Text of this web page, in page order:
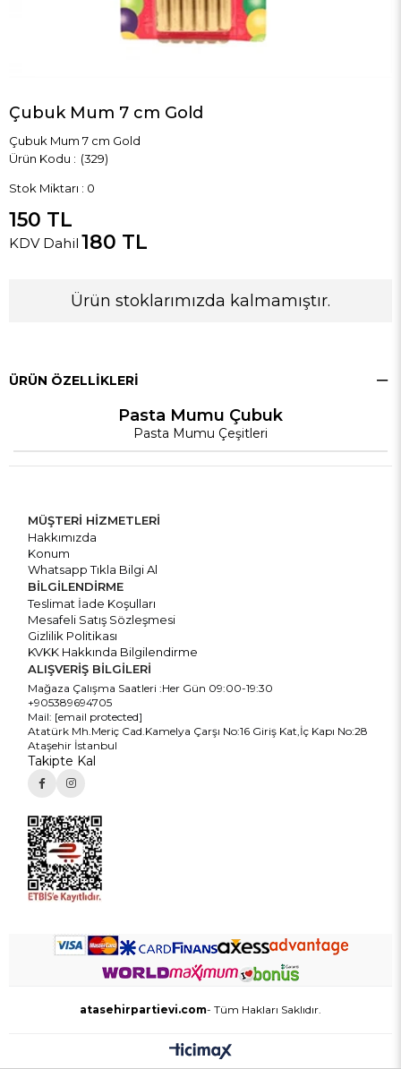
Çubuk Mum 7 cm Gold
Çubuk Mum 7 cm Gold
(329)
Stok Miktarı : 0
150 TL
KDV Dahil 180 TL
Ürün stoklarımızda kalmamıştır.
ÜRÜN ÖZELLIKLERI
Pasta Mumu Çubuk
Pasta Mumu Çeşitleri
MÜŞTERİ HİZMETLERİ
Hakkımızda
Konum
Whatsapp Tıkla Bilgi Al
BİLGİLENDİRME
Teslimat İade Koşulları
Mesafeli Satış Sözleşmesi
Gizlilik Politikası
KVKK Hakkında Bilgilendirme
ALIŞVERİŞ BİLGİLERİ
Mağaza Çalışma Saatleri :Her Gün 09:00-19:30
+905389694705
Mail: [email protected]
Atatürk Mh.Meriç Cad.Kamelya Çarşı No:16 Giriş Kat,İç Kapı No:28
Ataşehir İstanbul
Takipte Kal
atasehirpartievi.com- Tüm Hakları Saklıdır.